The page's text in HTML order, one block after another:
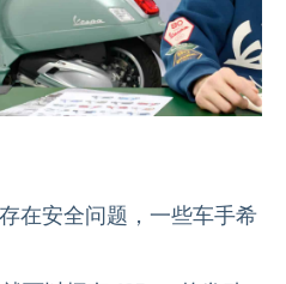
在安全问题，一些车手希